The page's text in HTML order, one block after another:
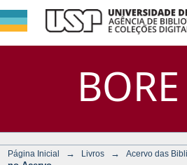
BORE
Busca no
DSpace/Manakin +
Página Inicial → Livros → Acervo das